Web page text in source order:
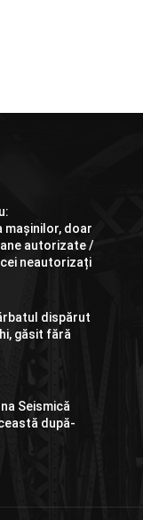
mașinilor, doar
autorizate /
neautorizați
dispărut
găsit fără
Seismică
după-